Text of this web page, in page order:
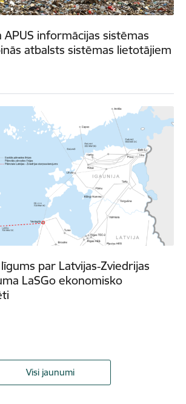
APUS informācijas sistēmas
atbalsts sistēmas lietotājiem
par Latvijas‑Zviedrijas
LaSGo ekonomisko
Visi jaunumi